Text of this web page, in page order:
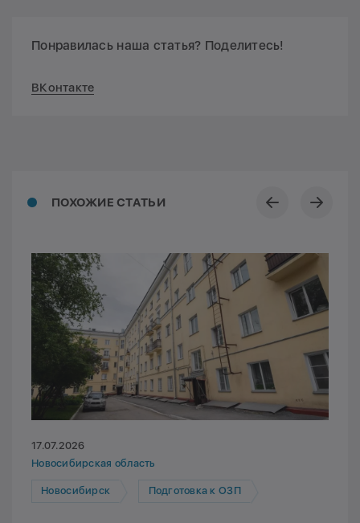
Понравилась наша статья? Поделитесь!
ВКонтакте
ПОХОЖИЕ СТАТЬИ
17.07.2026
Новосибирская область
Новосибирск Подготовка к ОЗП